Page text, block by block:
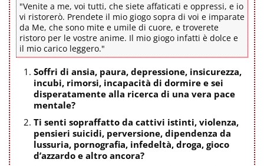
"Venite a me, voi tutti, che siete affaticati e oppressi, e io
vi ristorerò. Prendete il mio giogo sopra di voi e imparate
da Me, che sono mite e umile di cuore, e troverete
ristoro per le vostre anime. Il mio giogo infatti è dolce e
il mio carico leggero."
Soffri di ansia, paura, depressione, insicurezza,
incubi, rimorsi, incapacità di dormire e sei
disperatamente alla ricerca di una vera pace
mentale?
Ti senti sopraffatto da cattivi istinti, violenza,
pensieri suicidi, perversione, dipendenza da
lussuria, pornografia, infedeltà, droga, gioco
d’azzardo e altro ancora?